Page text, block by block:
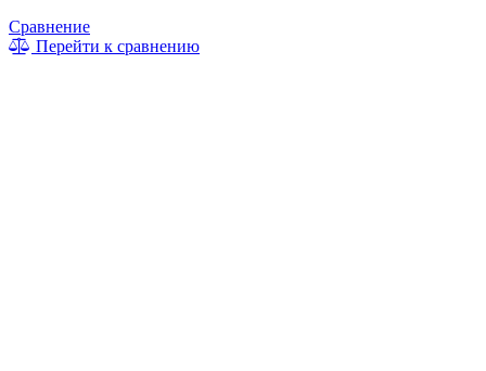
Сравнение
Перейти к сравнению